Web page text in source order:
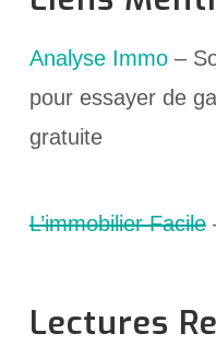
Analyse Immo–
pour essayer de
gratuite
L’immobilier Facile
Lectures